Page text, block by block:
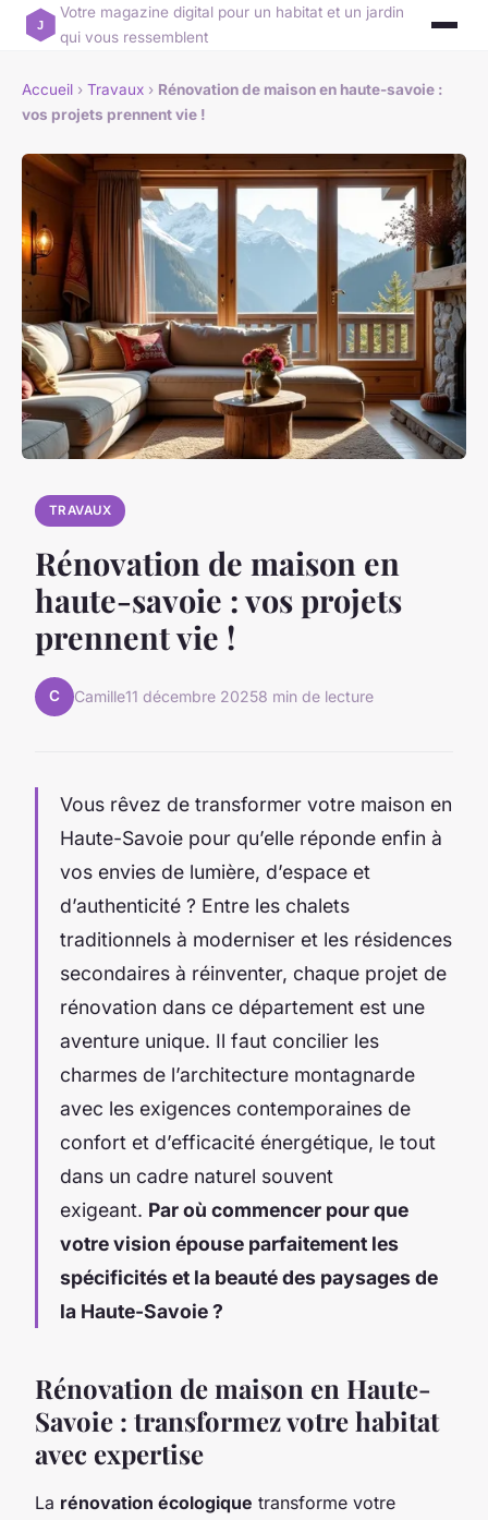
Votre magazine digital pour un habitat et un jardin
qui vous ressemblent
Accueil › Travaux › Rénovation de maison en haute-savoie :
vos projets prennent vie !
TRAVAUX
Rénovation de maison en
haute-savoie : vos projets
prennent vie !
C Camille11 décembre 20258 min de lecture
Vous rêvez de transformer votre maison en
Haute-Savoie pour qu’elle réponde enfin à
vos envies de lumière, d’espace et
d’authenticité ? Entre les chalets
traditionnels à moderniser et les résidences
secondaires à réinventer, chaque projet de
rénovation dans ce département est une
aventure unique. Il faut concilier les
charmes de l’architecture montagnarde
avec les exigences contemporaines de
confort et d’efficacité énergétique, le tout
dans un cadre naturel souvent
exigeant. Par où commencer pour que
votre vision épouse parfaitement les
spécificités et la beauté des paysages de
la Haute-Savoie ?
Rénovation de maison en Haute-
Savoie : transformez votre habitat
avec expertise
La rénovation écologique transforme votre